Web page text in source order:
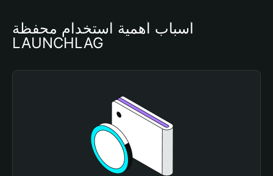
أسباب أهمية استخدام محفظة
LAUNCHLAG